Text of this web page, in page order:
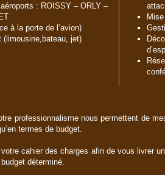
: ROISSY – ORLY –
à la porte de l’avion)
(limousine,bateau, jet)
professionnalisme nous permettent de
termes de budget.
cahier des charges afin de vous livrer
déterminé.